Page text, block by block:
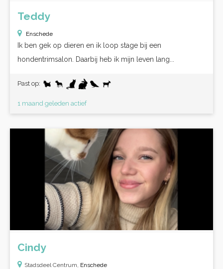
Teddy
Enschede
Ik ben gek op dieren en ik loop stage bij een
hondentrimsalon. Daarbij heb ik mijn leven lang...
Past op:
1 maand geleden actief
Cindy
Stadsdeel Centrum, Enschede